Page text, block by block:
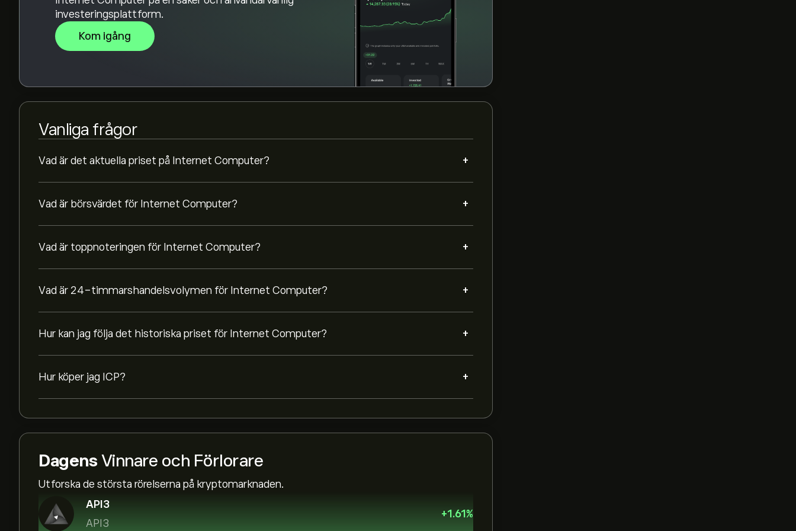
investeringsplattform.
Kom igång
Vanliga frågor
Vad är det aktuella priset på Internet Computer? +
Vad är börsvärdet för Internet Computer? +
Vad är toppnoteringen för Internet Computer? +
Vad är 24-timmarshandelsvolymen för Internet Computer? +
Hur kan jag följa det historiska priset för Internet Computer? +
Hur köper jag ICP? +
DagensVinnare och Förlorare
Utforska de största rörelserna på kryptomarknaden.
API3
API3
+1.61 %